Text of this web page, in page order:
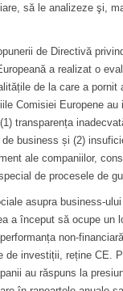
să le analizeze şi,
de Directivă
a realizat o
de la care a pornit
Comisiei Europene au
transparența
business și (2)
ale companiilor,
de procesele de
asupra business-
a început să ocupe un
non-
de investiții, reține CE.
au răspuns la